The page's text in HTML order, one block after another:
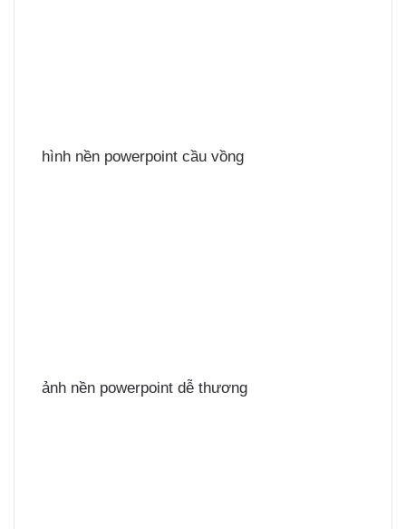
hình nền powerpoint cầu vồng
ảnh nền powerpoint dễ thương